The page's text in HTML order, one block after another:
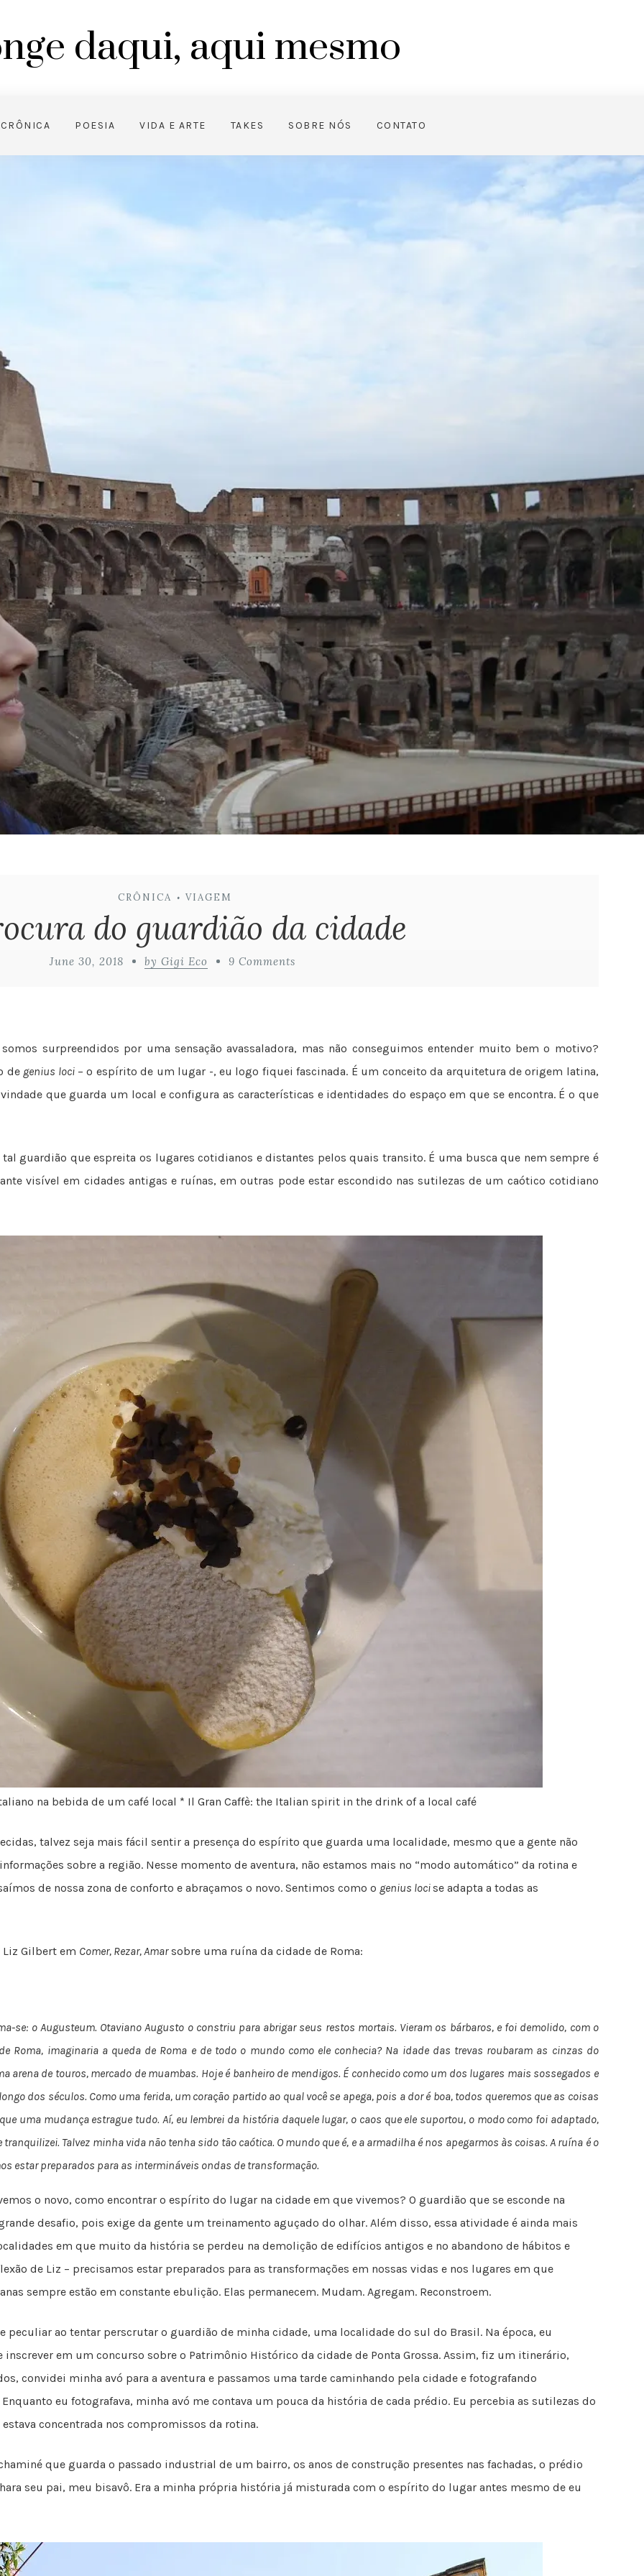
daqui, aqui mesmo
CRÔNICA POESIA VIDA E ARTE TAKES SOBRE NÓS CONTATO
CRÔNICA • VIAGEM
do guardião da cidade
June 30, 2018 by Gigi Eco 9 Comments
surpreendidos por uma sensação avassaladora, mas não conseguimos entender muito bem o motivo?
de genius loci– o espírito de um lugar -, eu logo fiquei fascinada. É um conceito da arquitetura de origem latina,
que guarda um local e configura as características e identidades do espaço em que se encontra. É o que
guardião que espreita os lugares cotidianos e distantes pelos quais transito. É uma busca que nem sempre é
visível em cidades antigas e ruínas, em outras pode estar escondido nas sutilezas de um caótico cotidiano
na bebida de um café local * Il Gran Caffè: the Italian spirit in the drink of a local café
talvez seja mais fácil sentir a presença do espírito que guarda uma localidade, mesmo que a gente não
sobre a região. Nesse momento de aventura, não estamos mais no “modo automático” da rotina e
de nossa zona de conforto e abraçamos o novo. Sentimos como o genius loci se adapta a todas as
Gilbert em Comer, Rezar, Amarsobre uma ruína da cidade de Roma:
se: o Augusteum. Otaviano Augusto o constriu para abrigar seus restos mortais. Vieram os bárbaros, e foi demolido, com o
Roma, imaginaria a queda de Roma e de todo o mundo como ele conhecia? Na idade das trevas roubaram as cinzas do
arena de touros, mercado de muambas. Hoje é banheiro de mendigos. É conhecido como um dos lugares mais sossegados e
dos séculos. Como uma ferida, um coração partido ao qual você se apega, pois a dor é boa, todos queremos que as coisas
uma mudança estrague tudo. Aí, eu lembrei da história daquele lugar, o caos que ele suportou, o modo como foi adaptado,
Talvez minha vida não tenha sido tão caótica. O mundo que é, e a armadilha é nos apegarmos às coisas. A ruína é o
estar preparados para as intermináveis ondas de transformação.
o novo, como encontrar o espírito do lugar na cidade em que vivemos? O guardião que se esconde na
desafio, pois exige da gente um treinamento aguçado do olhar. Além disso, essa atividade é ainda mais
em que muito da história se perdeu na demolição de edifícios antigos e no abandono de hábitos e
de Liz – precisamos estar preparados para as transformações em nossas vidas e nos lugares em que
sempre estão em constante ebulição. Elas permanecem. Mudam. Agregam. Reconstroem.
peculiar ao tentar perscrutar o guardião de minha cidade, uma localidade do sul do Brasil. Na época, eu
em um concurso sobre o Patrimônio Histórico da cidade de Ponta Grossa. Assim, fiz um itinerário,
convidei minha avó para a aventura e passamos uma tarde caminhando pela cidade e fotografando
eu fotografava, minha avó me contava um pouca da história de cada prédio. Eu percebia as sutilezas do
concentrada nos compromissos da rotina.
que guarda o passado industrial de um bairro, os anos de construção presentes nas fachadas, o prédio
seu pai, meu bisavô. Era a minha própria história já misturada com o espírito do lugar antes mesmo de eu